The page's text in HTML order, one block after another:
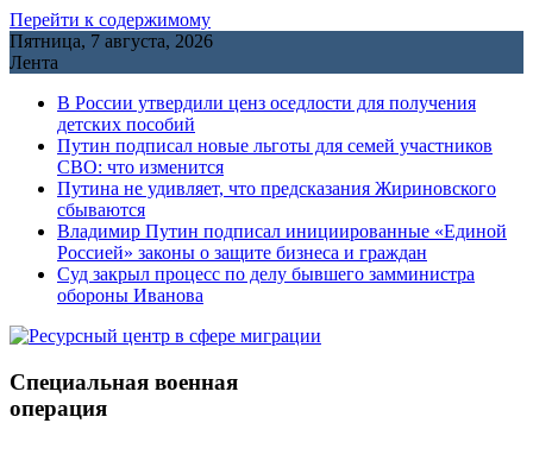
Перейти к содержимому
Пятница, 7 августа, 2026
Лента
В России утвердили ценз оседлости для получения
детских пособий
Путин подписал новые льготы для семей участников
СВО: что изменится
Путина не удивляет, что предсказания Жириновского
сбываются
Владимир Путин подписал инициированные «Единой
Россией» законы о защите бизнеса и граждан
Cуд закрыл процесс по делу бывшего замминистра
обороны Иванова
Специальная военная
операция